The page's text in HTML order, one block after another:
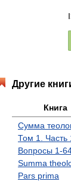
Другие
Книга
Сумма
Том 1. Часть
Вопросы 1-
Summa
Pars prima